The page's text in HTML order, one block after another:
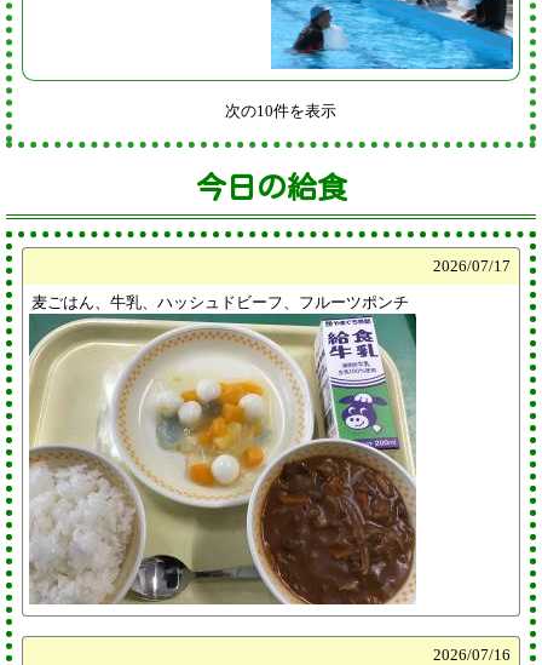
次の10件を表示
今日の給食
2026/07/17
麦ごはん、牛乳、ハッシュドビーフ、フルーツポンチ
2026/07/16